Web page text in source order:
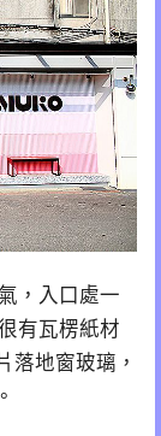
，入口處一
有瓦楞紙材
落地窗玻璃，